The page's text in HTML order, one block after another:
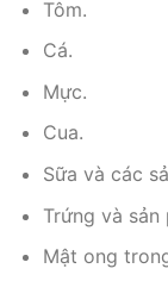
Tôm.
Cá.
Mực.
Cua.
Sữa và các
Trứng và
Mật ong